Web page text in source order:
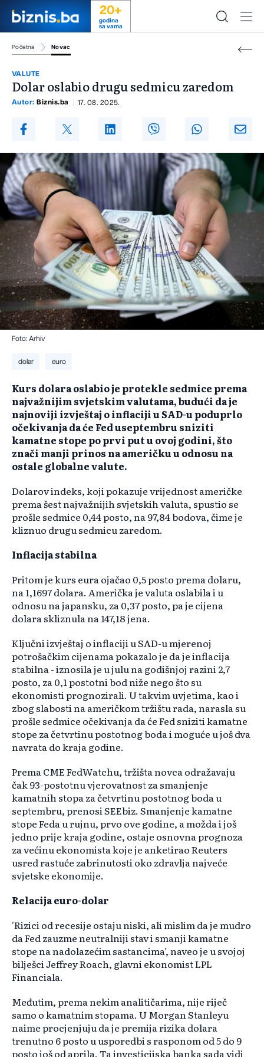
20+
godina
sa vama
Početna Novac
VALUTE
Dolar oslabio drugu sedmicu zaredom
Autor: Biznis.ba 17. 08. 2025.
Foto: Arhiv
dolar euro
Kurs dolara oslabio je protekle sedmice prema
najvažnijim svjetskim valutama, budući da je
najnoviji izvještaj o inflaciji u SAD-u poduprlo
očekivanja da će Fed useptembru sniziti
kamatne stope po prvi put u ovoj godini, što
znači manji prinos na američku u odnosu na
ostale globalne valute.
Dolarov indeks, koji pokazuje vrijednost američke
prema šest najvažnijih svjetskih valuta, spustio se
prošle sedmice 0,44 posto, na 97,84 bodova, čime je
kliznuo drugu sedmicu zaredom.
Inflacija stabilna
Pritom je kurs eura ojačao 0,5 posto prema dolaru,
na 1,1697 dolara. Američka je valuta oslabila i u
odnosu na japansku, za 0,37 posto, pa je cijena
dolara skliznula na 147,18 jena.
Ključni izvještaj o inflaciji u SAD-u mjerenoj
potrošačkim cijenama pokazalo je da je inflacija
stabilna - iznosila je u julu na godišnjoj razini 2,7
posto, za 0,1 postotni bod niže nego što su
ekonomisti prognozirali. U takvim uvjetima, kao i
zbog slabosti na američkom tržištu rada, narasla su
prošle sedmice očekivanja da će Fed sniziti kamatne
stope za četvrtinu postotnog boda i moguće u još dva
navrata do kraja godine.
Prema CME FedWatchu, tržišta novca odražavaju
čak 93-postotnu vjerovatnost za smanjenje
kamatnih stopa za četvrtinu postotnog boda u
septembru, prenosi SEEbiz. Smanjenje kamatne
stope Feda u rujnu, prvo ove godine, a možda i još
jedno prije kraja godine, ostaje osnovna prognoza
za većinu ekonomista koje je anketirao Reuters
usred rastuće zabrinutosti oko zdravlja najveće
svjetske ekonomije.
Relacija euro-dolar
'Rizici od recesije ostaju niski, ali mislim da je mudro
da Fed zauzme neutralniji stav i smanji kamatne
stope na nadolazećim sastancima', naveo je u svojoj
bilješci Jeffrey Roach, glavni ekonomist LPL
Financiala.
Međutim, prema nekim analitičarima, nije riječ
samo o kamatnim stopama. U Morgan Stanleyu
naime procjenjuju da je premija rizika dolara
trenutno 6 posto u usporedbi s rasponom od 5 do 9
posto još od aprila. Ta investicijska banka sada vidi